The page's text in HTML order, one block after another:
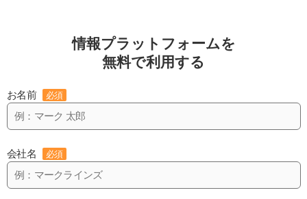
情報プラットフォームを
無料で利用する
お名前 必須
会社名 必須